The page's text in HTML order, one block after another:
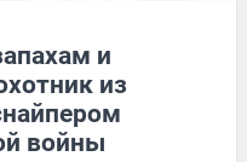
и
из
войны